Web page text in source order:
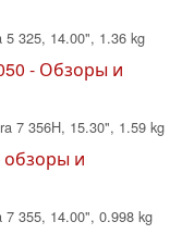
5 325, 14.00", 1.36 kg
- Обзоры и
7 356H, 15.30", 1.59 kg
обзоры и
7 355, 14.00", 0.998 kg